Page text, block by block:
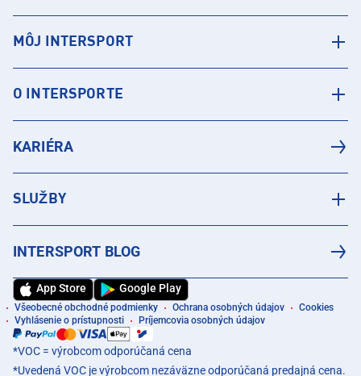
MÔJ INTERSPORT
O INTERSPORTE
KARIÉRA
SLUŽBY
INTERSPORT BLOG
App Store Google Play
Všeobecné obchodné podmienky Ochrana osobných údajov
Cookies
Vyhlásenie o prístupnosti
Príjemcovia osobných údajov
*VOC = výrobcom odporúčaná cena
*Uvedená VOC je výrobcom nezáväzne odporúčaná predajná cena.